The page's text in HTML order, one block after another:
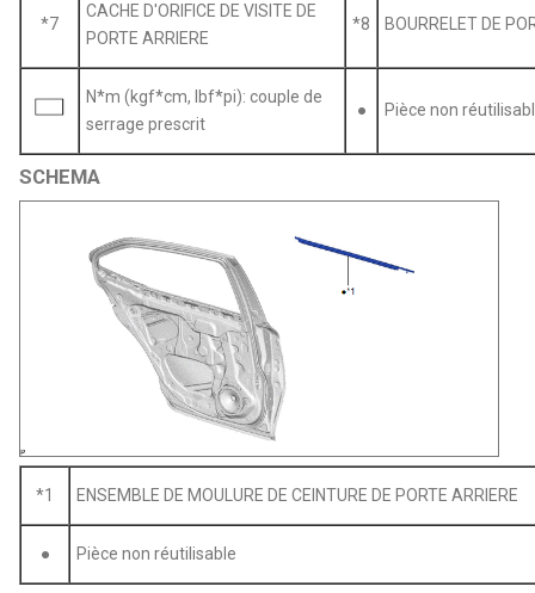
*7
CACHE D'ORIFICE DE VISITE DE
PORTE ARRIERE
*8 BOURRELET DE
N*m (kgf*cm, lbf*pi): couple de
serrage prescrit
● Pièce non
SCHEMA
*1 ENSEMBLE DE MOULURE DE CEINTURE DE PORTE ARRIERE
● Pièce non réutilisable